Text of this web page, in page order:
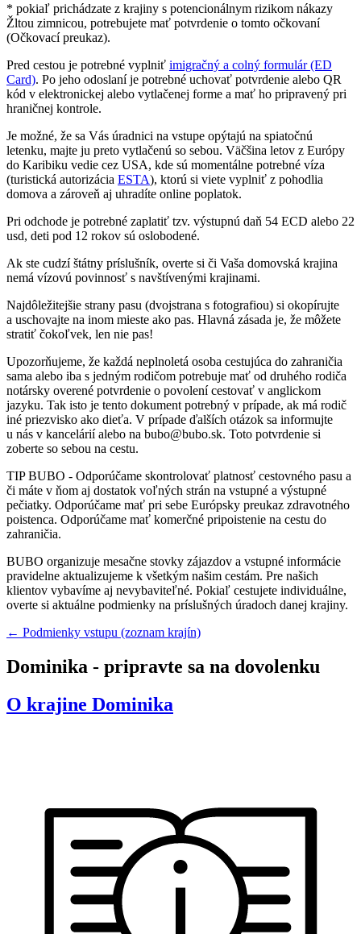
* pokiaľ prichádzate z krajiny s potencionálnym rizikom nákazy
Žltou zimnicou, potrebujete mať potvrdenie o tomto očkovaní
(Očkovací preukaz).
Pred cestou je potrebné vyplniť imigračný a colný formulár (ED
Card). Po jeho odoslaní je potrebné uchovať potvrdenie alebo QR
kód v elektronickej alebo vytlačenej forme a mať ho pripravený pri
hraničnej kontrole.
Je možné, že sa Vás úradnici na vstupe opýtajú na spiatočnú
letenku, majte ju preto vytlačenú so sebou. Väčšina letov z Európy
do Karibiku vedie cez USA, kde sú momentálne potrebné víza
(turistická autorizácia ESTA), ktorú si viete vyplniť z pohodlia
domova a zároveň aj uhradíte online poplatok.
Pri odchode je potrebné zaplatiť tzv. výstupnú daň 54 ECD alebo 22
usd, deti pod 12 rokov sú oslobodené.
Ak ste cudzí štátny príslušník, overte si či Vaša domovská krajina
nemá vízovú povinnosť s navštívenými krajinami.
Najdôležitejšie strany pasu (dvojstrana s fotografiou) si okopírujte
a uschovajte na inom mieste ako pas. Hlavná zásada je, že môžete
stratiť čokoľvek, len nie pas!
Upozorňujeme, že každá neplnoletá osoba cestujúca do zahraničia
sama alebo iba s jedným rodičom potrebuje mať od druhého rodiča
notársky overené potvrdenie o povolení cestovať v anglickom
jazyku. Tak isto je tento dokument potrebný v prípade, ak má rodič
iné priezvisko ako dieťa. V prípade ďalších otázok sa informujte
u nás v kancelárií alebo na bubo@bubo.sk. Toto potvrdenie si
zoberte so sebou na cestu.
TIP BUBO - Odporúčame skontrolovať platnosť cestovného pasu a
či máte v ňom aj dostatok voľných strán na vstupné a výstupné
pečiatky. Odporúčame mať pri sebe Európsky preukaz zdravotného
poistenca. Odporúčame mať komerčné pripoistenie na cestu do
zahraničia.
BUBO organizuje mesačne stovky zájazdov a vstupné informácie
pravidelne aktualizujeme k všetkým našim cestám. Pre našich
klientov vybavíme aj nevybaviteľné. Pokiaľ cestujete individuálne,
overte si aktuálne podmienky na príslušných úradoch danej krajiny.
← Podmienky vstupu (zoznam krajín)
Dominika - pripravte sa na dovolenku
O krajine Dominika